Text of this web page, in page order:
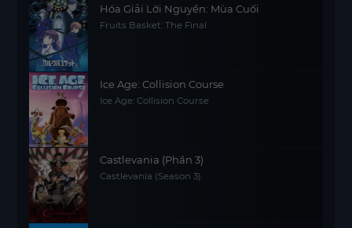
Hóa Giải Lời Nguyền: Mùa Cuối
Fruits Basket: The Final
Ice Age: Collision Course
Ice Age: Collision Course
Castlevania (Phần 3)
Castlevania (Season 3)